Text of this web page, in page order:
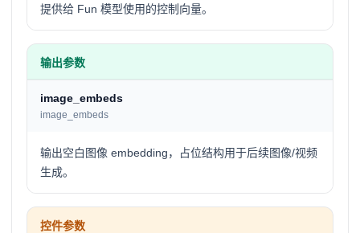
提供给 Fun 模型使用的控制向量。
输出参数
image_embeds
image_embeds
输出空白图像 embedding，占位结构用于后续图像/视频
生成。
控件参数